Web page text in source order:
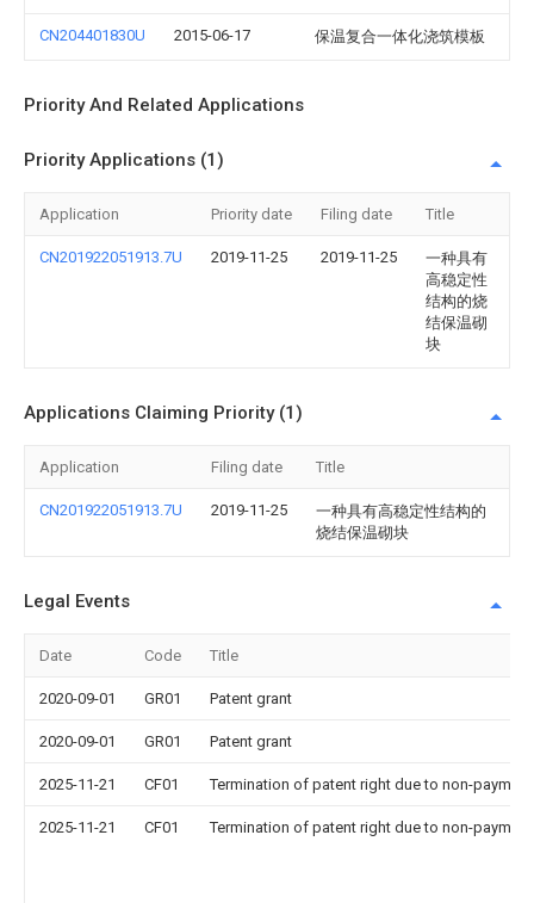
CN204401830U 2015-06-17 保温复合一体化浇筑模板
Priority And Related Applications
Priority Applications (1)
Application Priority date Filing date Title
CN201922051913.7U 2019-11-25 2019-11-25
一种具有
高稳定性
结构的烧
结保温砌
块
Applications Claiming Priority (1)
Application Filing date Title
CN201922051913.7U 2019-11-25
一种具有高稳定性结构的
烧结保温砌块
Legal Events
Date Code Title
2020-09-01 GR01 Patent grant
2020-09-01 GR01 Patent grant
2025-11-21 CF01 Termination of patent right due to non-
2025-11-21 CF01 Termination of patent right due to non-